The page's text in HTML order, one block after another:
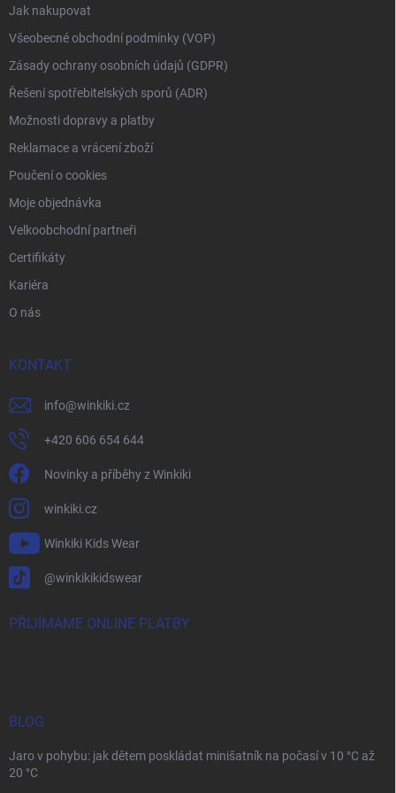
Jak nakupovat
Všeobecné obchodní podmínky (VOP)
Zásady ochrany osobních údajů (GDPR)
Řešení spotřebitelských sporů (ADR)
Možnosti dopravy a platby
Reklamace a vrácení zboží
Poučení o cookies
Moje objednávka
Velkoobchodní partneři
Certifikáty
Kariéra
O nás
KONTAKT
info@winkiki.cz
+420 606 654 644
Novinky a příběhy z Winkiki
winkiki.cz
Winkiki Kids Wear
@winkikikidswear
PŘIJÍMÁME ONLINE PLATBY
BLOG
Jaro v pohybu: jak dětem poskládat minišatník na počasí v 10 °C až
20 °C